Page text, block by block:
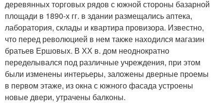
деревянных торговых рядов с южной стороны базарной
площади в 1890-х гг. в здании размещались аптека,
лаборатория, склады и квартира провизора. Известно,
что перед революцией в нем также находился магазин
братьев Ершовых. В ХХ в. дом неоднократно
переделывался под различные учреждения, при этом
были изменены интерьеры, заложены дверные проемы
в первом этаже, из окна с южного фасада устроены
новые двери, утрачены балконы.